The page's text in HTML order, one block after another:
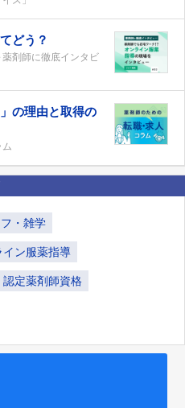
どう？
剤師に徹底インタビ
の理由と取得の
・雑学
イン服薬指導
認定薬剤師資格